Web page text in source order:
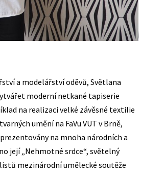
a modelářství oděvů, Světlana
moderní netkané tapiserie
na realizaci velké závěsné textilie
umění na FaVu VUT v Brně,
na mnoha národních a
její „Nehmotné srdce“, světelný
mezinárodní umělecké soutěže